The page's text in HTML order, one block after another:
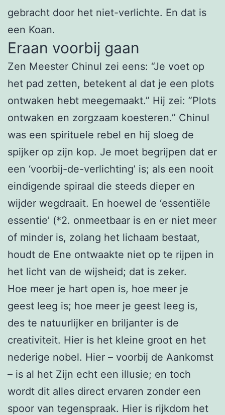
gebracht door het niet-verlichte. En dat is
een Koan.
Eraan voorbij gaan
Zen Meester Chinul zei eens: “Je voet op
het pad zetten, betekent al dat je een plots
ontwaken hebt meegemaakt.” Hij zei: ”Plots
ontwaken en zorgzaam koesteren.” Chinul
was een spirituele rebel en hij sloeg de
spijker op zijn kop. Je moet begrijpen dat er
een ‘voorbij-de-verlichting’ is; als een nooit
eindigende spiraal die steeds dieper en
wijder wegdraait. En hoewel de ‘essentiële
essentie’ (*2. onmeetbaar is en er niet meer
of minder is, zolang het lichaam bestaat,
houdt de Ene ontwaakte niet op te rijpen in
het licht van de wijsheid; dat is zeker.
Hoe meer je hart open is, hoe meer je
geest leeg is; hoe meer je geest leeg is,
des te natuurlijker en briljanter is de
creativiteit. Hier is het kleine groot en het
nederige nobel. Hier – voorbij de Aankomst
– is al het Zijn echt een illusie; en toch
wordt dit alles direct ervaren zonder een
spoor van tegenspraak. Hier is rijkdom het